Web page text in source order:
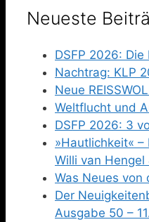
Neueste
DSFP 2026: Die
Nachtrag: KLP
Neue
Weltflucht und
DSFP 2026: 3
»Hautlichkeit«
Willi van Hengel
Was Neues von
Der
Ausgabe 50 –